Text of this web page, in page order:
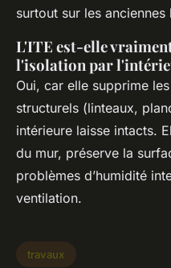
surtout sur les anciennes
L'ITE est-elle
l'isolation par
Oui, car elle supprime
structurels (linteaux,
intérieure laisse intacts.
du mur, préserve la
problèmes d’humidité
ventilation.
travaux